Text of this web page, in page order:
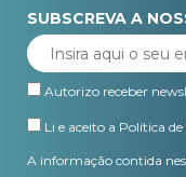
SUBSCREVA A
Autorizo receber
Li e aceito a Política
A informação contida